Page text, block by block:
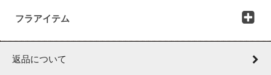
フラアイテム
返品について